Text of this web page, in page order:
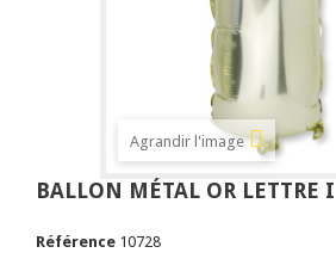
Agrandir l'image
BALLON MÉTAL OR LETTRE I
Référence 10728